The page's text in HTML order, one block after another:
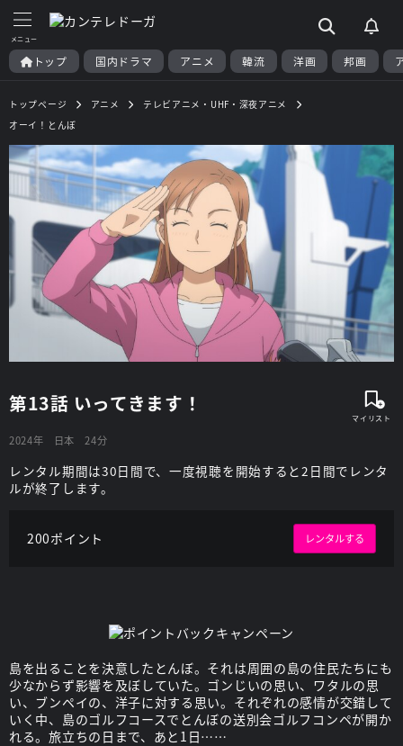
トップ 国内ドラマ アニメ 韓流 洋画 邦画
トップページ アニメ
テレビアニメ・UHF・深夜アニメ
オーイ！とんぼ
第13話 いってきます！
2024年 日本 24分
レンタル期間は30日間で、一度視聴を開始すると2日間でレンタ
ルが終了します。
200ポイント レンタルする
島を出ることを決意したとんぼ。それは周囲の島の住民たちにも
少なからず影響を及ぼしていた。ゴンじいの思い、ワタルの思
い、ブンペイの、洋子に対する思い。それぞれの感情が交錯して
いく中、島のゴルフコースでとんぼの送別会ゴルフコンペが開か
れる。旅立ちの日まで、あと1日……